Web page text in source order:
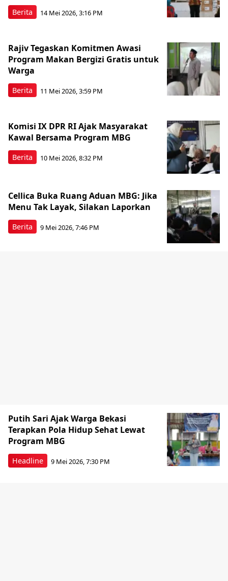
Berita 14 Mei 2026, 3:16 PM
Berita
Rajiv Tegaskan Komitmen Awasi
Program Makan Bergizi Gratis untuk
Warga
11 Mei 2026, 3:59 PM
Berita
Komisi IX DPR RI Ajak Masyarakat
Kawal Bersama Program MBG
10 Mei 2026, 8:32 PM
Berita
Cellica Buka Ruang Aduan MBG: Jika
Menu Tak Layak, Silakan Laporkan
9 Mei 2026, 7:46 PM
Headline
Putih Sari Ajak Warga Bekasi
Terapkan Pola Hidup Sehat Lewat
Program MBG
9 Mei 2026, 7:30 PM